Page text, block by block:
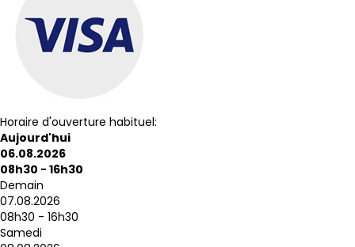
Horaire d'ouverture habituel:
Aujourd'hui
06.08.2026
08h30 - 16h30
Demain
07.08.2026
08h30 - 16h30
Samedi